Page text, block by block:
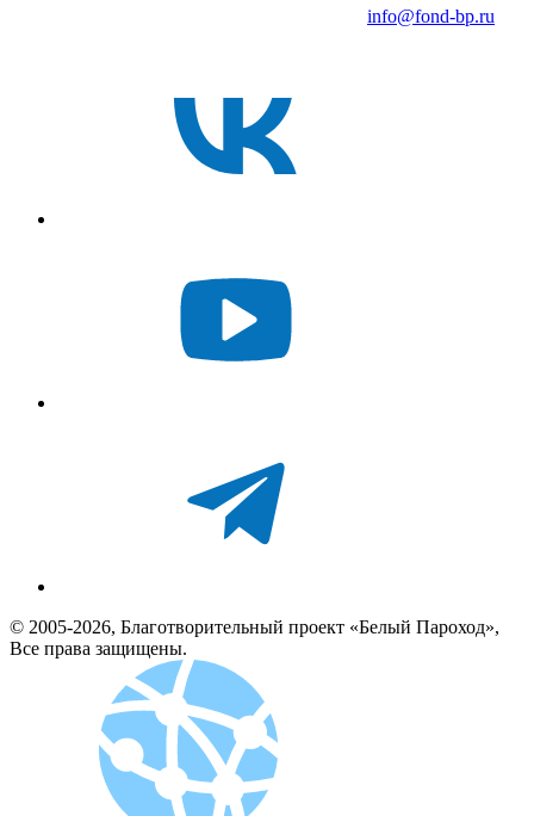
info@fond-bp.ru
© 2005-2026, Благотворительный проект «Белый Пароход»,
Все права защищены.